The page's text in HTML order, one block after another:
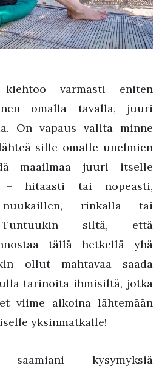
kiehtoo varmasti eniten
omalla tavalla, juuri
On vapaus valita minne
sille omalle unelmien
maailmaa juuri itselle
– hitaasti tai nopeasti,
rinkalla tai
Tuntuukin siltä, että
tällä hetkellä yhä
ollut mahtavaa saada
tarinoita ihmisiltä, jotka
viime aikoina lähtemään
yksinmatkalle!
kysymyksiä